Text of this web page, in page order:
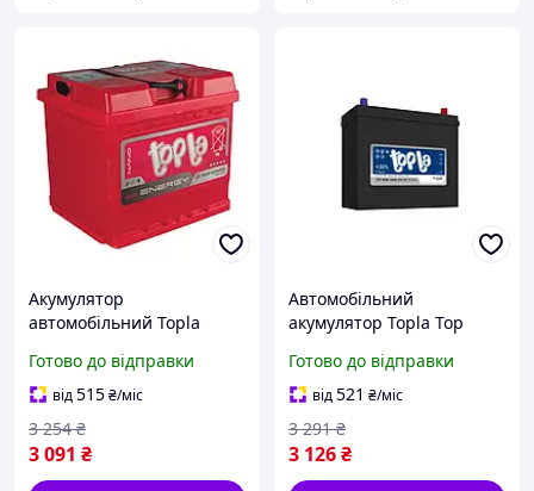
Акумулятор
автомобільний Topla
450А EN R+ 108050 для
легкових автомобілів
Готово до відправки
від515₴/міс
3 091 ₴
3 254 ₴
Автомобільний
акумулятор Topla Top
45Ач 360А EN R+ для
легкових автомобілів 118
845
Готово до відправки
від521 ₴/міс
3 126₴
3 291 ₴